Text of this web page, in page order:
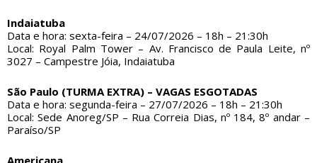
Indaiatuba
Data e hora: sexta-feira – 24/07/2026 – 18h – 21:30h
Local: Royal Palm Tower – Av. Francisco de Paula Leite, nº
3027 – Campestre Jóia, Indaiatuba
São Paulo (TURMA EXTRA) – VAGAS ESGOTADAS
Data e hora: segunda-feira – 27/07/2026 – 18h – 21:30h
Local: Sede Anoreg/SP – Rua Correia Dias, nº 184, 8º andar –
Paraíso/SP
Americana